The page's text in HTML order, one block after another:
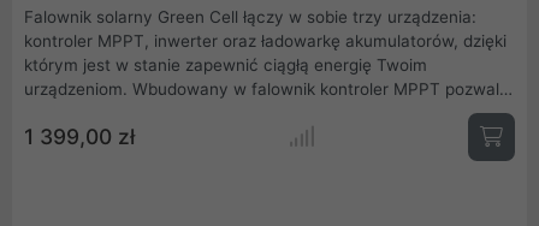
Falownik solarny Green Cell łączy w sobie trzy urządzenia:
kontroler MPPT, inwerter oraz ładowarkę akumulatorów, dzięki
którym jest w stanie zapewnić ciągłą energię Twoim
urządzeniom. Wbudowany w falownik kontroler MPPT pozwala
na przetworzenie energii pozyskanej z paneli solarnych na prąd
o odpowiednich parametrach potrzebnych do naładowania
1 399,00 zł